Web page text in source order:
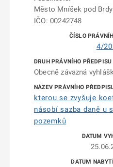
Město Mníšek pod Brdy
IČO: 00242748
4/
Obecně závazná
kterou se zvyšuje
násobí sazba daně u
pozemků